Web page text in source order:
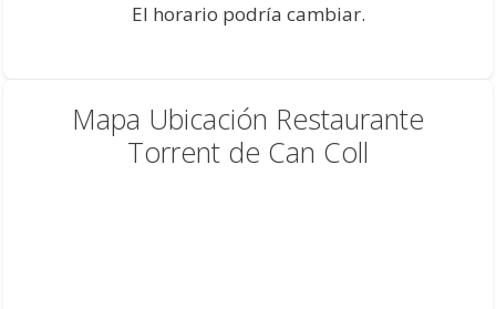
El horario podría cambiar.
Mapa Ubicación Restaurante
Torrent de Can Coll